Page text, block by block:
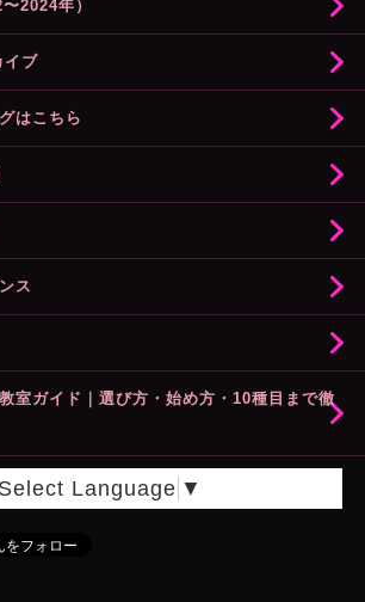
2024年）
イブ
はこちら
ス
室ガイド｜選び方・始め方・10種目まで徹
Select Language ▼